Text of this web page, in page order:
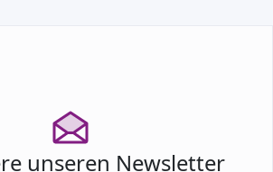
unseren Newsletter